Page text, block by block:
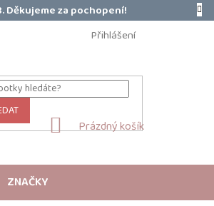
Děkujeme za pochopení!
Přihlášení
NÁKUPNÍ
Prázdný košík
ZNAČKY